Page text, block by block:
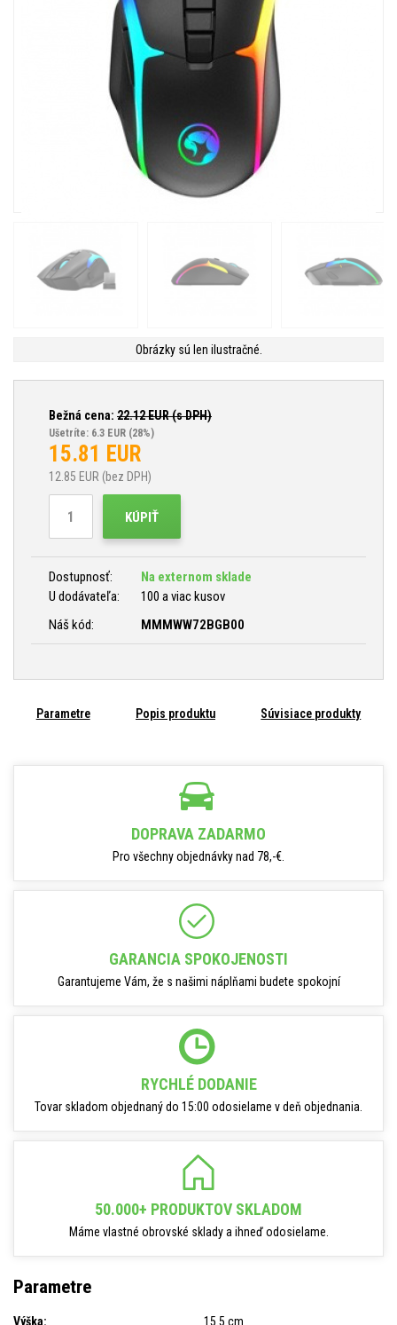
Obrázky sú len ilustračné.
Bežná cena: 22.12EUR (s DPH)
Ušetríte: 6.3 EUR (28%)
15.81 EUR
12.85 EUR (bez DPH)
KÚPIŤ
Dostupnosť:
Na externom sklade
U dodávateľa:
100 a viac kusov
Náš kód:
MMMWW72BGB00
Parametre Popis produktu Súvisiace produkty
DOPRAVA ZADARMO
Pro všechny objednávky nad 78,-€.
GARANCIA SPOKOJENOSTI
Garantujeme Vám, že s našimi náplňami budete spokojní
RYCHLÉ DODANIE
Tovar skladom objednaný do 15:00 odosielame v deň objednania.
50.000+ PRODUKTOV SKLADOM
Máme vlastné obrovské sklady a ihneď odosielame.
Parametre
Výška: 15.5 cm